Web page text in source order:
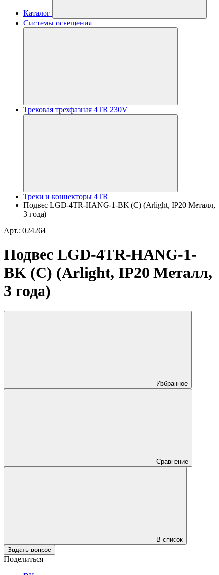
Каталог
Системы освещения
Трековая трехфазная 4TR 230V
Треки и коннекторы 4TR
Подвес LGD-4TR-HANG-1-BK (C) (Arlight, IP20 Металл,
3 года)
Арт.: 024264
Подвес LGD-4TR-HANG-1-
BK (C) (Arlight, IP20 Металл,
3 года)
Избранное
Сравнение
В список
Задать вопрос
Поделиться